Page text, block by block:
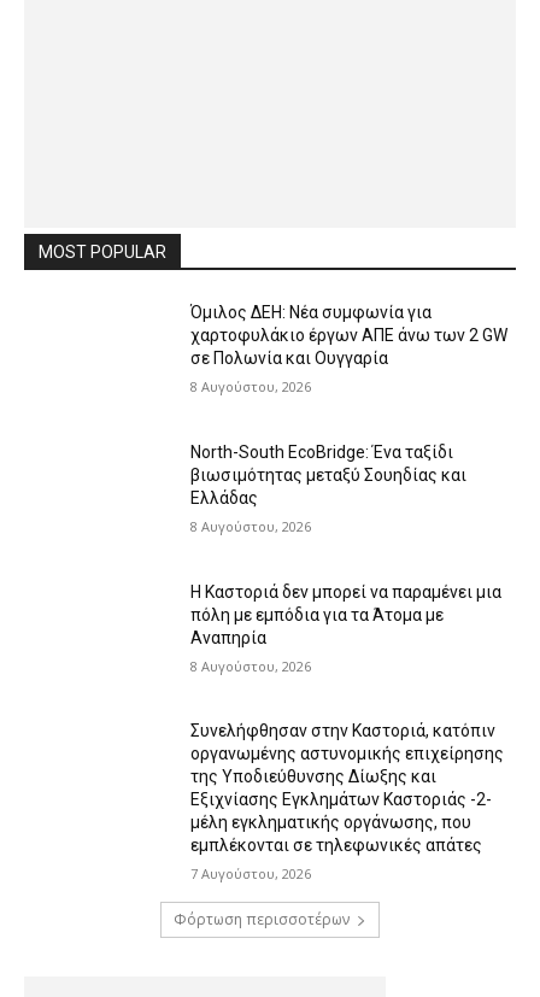
MOST POPULAR
Όμιλος ΔΕΗ: Νέα συμφωνία για
χαρτοφυλάκιο έργων ΑΠΕ άνω των 2 GW
σε Πολωνία και Ουγγαρία
8 Αυγούστου, 2026
North-South EcoBridge: Ένα ταξίδι
βιωσιμότητας μεταξύ Σουηδίας και
Ελλάδας
8 Αυγούστου, 2026
Η Καστοριά δεν μπορεί να παραμένει μια
πόλη με εμπόδια για τα Άτομα με
Αναπηρία
8 Αυγούστου, 2026
Συνελήφθησαν στην Καστοριά, κατόπιν
οργανωμένης αστυνομικής επιχείρησης
της Υποδιεύθυνσης Δίωξης και
Εξιχνίασης Εγκλημάτων Καστοριάς -2-
μέλη εγκληματικής οργάνωσης, που
εμπλέκονται σε τηλεφωνικές απάτες
7 Αυγούστου, 2026
Φόρτωση περισσοτέρων